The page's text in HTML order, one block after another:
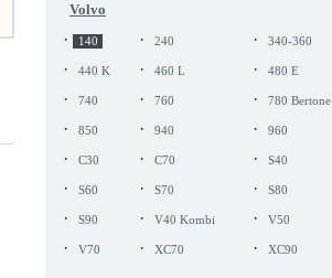
Volvo
· 140 · 240 · 340-360
· 440 K · 460 L · 480 E
· 740 · 760 · 780 Bertone
· 850 · 940 · 960
· C30 · C70 · S40
· S60 · S70 · S80
· S90 · V40 Kombi · V50
· V70 · XC70 · XC90